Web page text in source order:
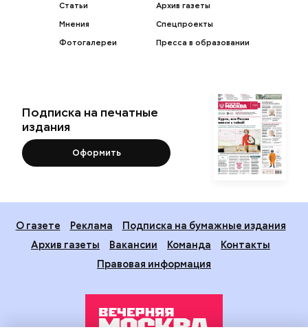
Статьи
Мнения
Фотогалереи
Архив газеты
Спецпроекты
Пресса в образовании
Подписка на печатные
издания
Оформить
О газете Реклама
Подписка на бумажные издания
Архив газеты
Вакансии Команда
Контакты
Правовая информация